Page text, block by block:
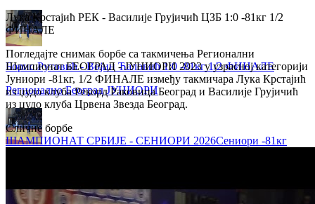
Борис Рутовић - Војин Ћаловић 1:0 -81кг 1/2 ФИНАЛЕ
Регионално Београд ЈУНИОРИ
Регионално Београд ЈУНИОРИ
Лука Крстајић РЕК - Василије Грујичић ЦЗБ 1:0 -81кг 1/2
ФИНАЛЕ
Погледајте снимак борбе са такмичења Регионални
Шампионат БЕОГРАД - ЈУНИОРИ 2023 у узрасној категорији
Јуниори -81кг, 1/2 ФИНАЛЕ између такмичара Лука Крстајић
из џудо клуба Рекорд Раковица Београд и Василије Грујичић
из џудо клуба Црвена Звезда Београд.
Сличне борбе
ШАМПИОНАТ СРБИЈЕ - СЕНИОРИ 2026Сениори -81кг